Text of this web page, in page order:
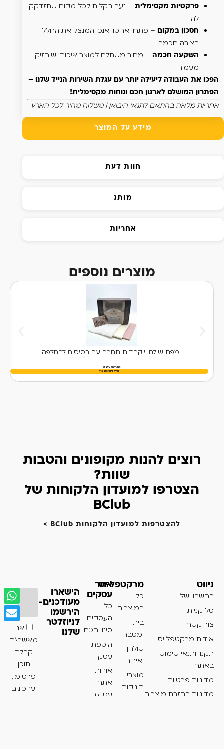
מידע על המוצר
חוות דעת
מותג
אחריות
פרקטיות מקסימלית – נעה בקלות לכל מקום שתזדקקו
לה
חסכון במקום
– פתרון אחסון אנכי המנצל את החלל
בצורה חכמה
השקעה חכמה – מחיר משתלם למוצר איכותי שיחזיק
מעמד
הפכו את העבודה ליעילה יותר עם עגלת השירות הנייד שלנו –
הפתרון המושלם לארגון חכם ונוחות מקסימלית!
אחריות מלאה בהתאם לתנאי היבואן | משלוח מהיר לכל הארץ
מוצרים נוספים
מפת שולחן יוקרתית תחרה עם בסיסים להחלפה
מחיר שוק 290 ₪
מחיר בימאפ ₪
רוצים להנות מקופונים והטבות
שוות?
הצטרפו למועדון הלקוחות של
BClub
להצטרפות למועדון הלקוחות BClub >
ניווט
החשבון שלי
סל קניות
צור קשר
אודות מרקטפלייס
תקנון ותנאי שימוש
באתר
מדיניות פרטיות
מדיניות החזרת מוצרים
מרקטפלייס
כל
המוצרים
בית
ומטבח
שולחן
ואירוח
מוצרי
תינוקות
אתר
עסקים
כל
העסקים-
סינון חכם
הוספת
עסק
אודות
אתר
עסקים
הישארו
מעודכנים-
הירשמו
לניוזלטר
שלנו
אני
מאשר\ת
קבלת
תוכן
פרסומי,
ועדכונים